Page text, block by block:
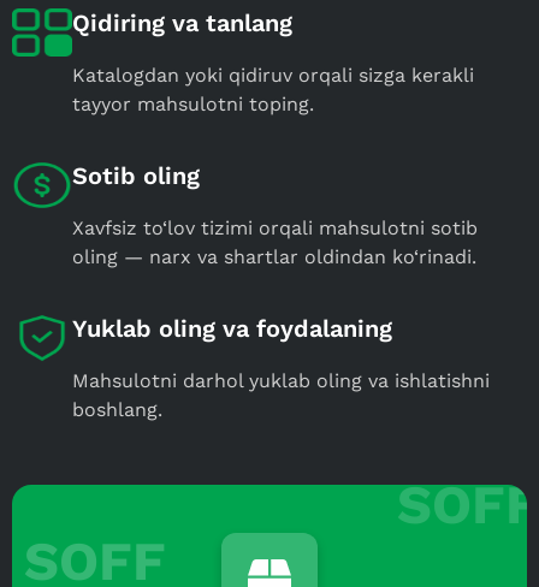
Qidiring va tanlang
Katalogdan yoki qidiruv orqali sizga kerakli
tayyor mahsulotni toping.
Sotib oling
Xavfsiz to‘lov tizimi orqali mahsulotni sotib
oling — narx va shartlar oldindan ko‘rinadi.
Yuklab oling va foydalaning
Mahsulotni darhol yuklab oling va ishlatishni
boshlang.
SOFF